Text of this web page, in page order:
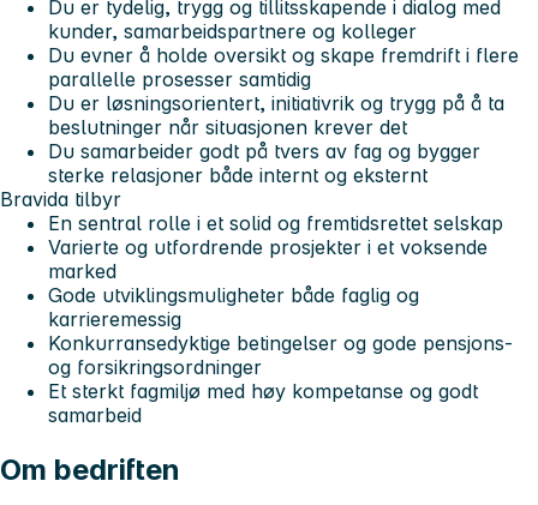
Du er tydelig, trygg og tillitsskapende i dialog med
kunder, samarbeidspartnere og kolleger
Du evner å holde oversikt og skape fremdrift i flere
parallelle prosesser samtidig
Du er løsningsorientert, initiativrik og trygg på å ta
beslutninger når situasjonen krever det
Du samarbeider godt på tvers av fag og bygger
sterke relasjoner både internt og eksternt
Bravida tilbyr
En sentral rolle i et solid og fremtidsrettet selskap
Varierte og utfordrende prosjekter i et voksende
marked
Gode utviklingsmuligheter både faglig og
karrieremessig
Konkurransedyktige betingelser og gode pensjons-
og forsikringsordninger
Et sterkt fagmiljø med høy kompetanse og godt
samarbeid
Om bedriften